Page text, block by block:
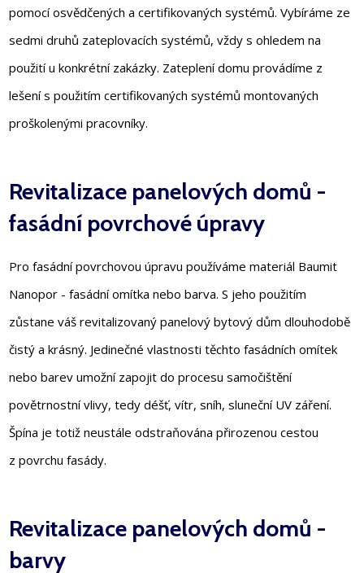
pomocí osvědčených a certifikovaných systémů. Vybíráme ze
sedmi druhů zateplovacích systémů, vždy s ohledem na
použití u konkrétní zakázky. Zateplení domu provádíme z
lešení s použitím certifikovaných systémů montovaných
proškolenými pracovníky.
Revitalizace panelových domů -
fasádní povrchové úpravy
Pro fasádní povrchovou úpravu používáme materiál Baumit
Nanopor - fasádní omítka nebo barva. S jeho použitím
zůstane váš revitalizovaný panelový bytový dům dlouhodobě
čistý a krásný. Jedinečné vlastnosti těchto fasádních omítek
nebo barev umožní zapojit do procesu samočištění
povětrnostní vlivy, tedy déšť, vítr, sníh, sluneční UV záření.
Špína je totiž neustále odstraňována přirozenou cestou
z povrchu fasády.
Revitalizace panelových domů -
barvy